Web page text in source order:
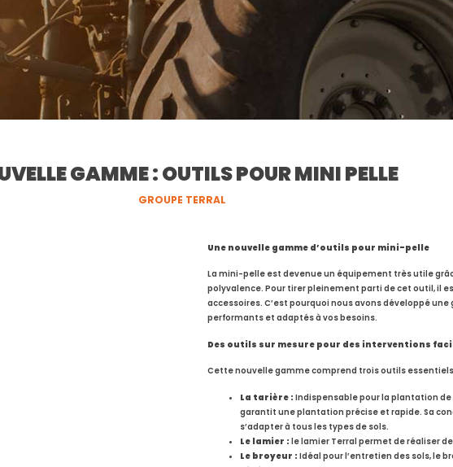
GAMME : OUTILS POUR MINI PELLE
GROUPE TERRAL
Une nouvelle gamme d’outils pour mini-pelle
La mini-pelle est devenue un équipement très utile
polyvalence. Pour tirer pleinement parti de cet outil, il
accessoires. C’est pourquoi nous avons développé
performants et adaptés à vos besoins.
Des outils sur mesure pour des interventions
Cette nouvelle gamme comprend trois outils essentiels
La tarière : Indispensable pour la plantation de
garantit une plantation précise et rapide. Sa
s’adapter à tous les types de sols.
Le lamier : le lamier Terral permet de réaliser
Le broyeur : Idéal pour l’entretien des sols, le